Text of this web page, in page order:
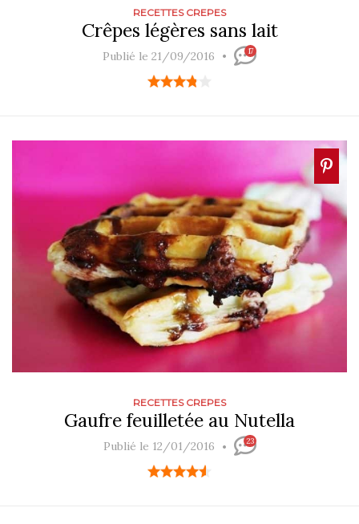
RECETTES CREPES
Crêpes légères sans lait
Publié le 21/09/2016 17
RECETTES CREPES
Gaufre feuilletée au Nutella
Publié le 12/01/2016 23